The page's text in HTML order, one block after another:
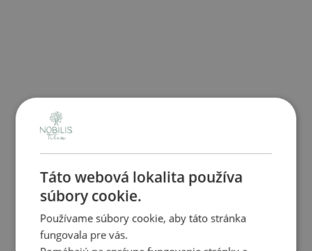
Táto webová lokalita používa
súbory cookie.
Používame súbory cookie, aby táto stránka
fungovala pre vás.